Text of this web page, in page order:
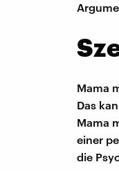
Mama
Das
Mama
einer
die